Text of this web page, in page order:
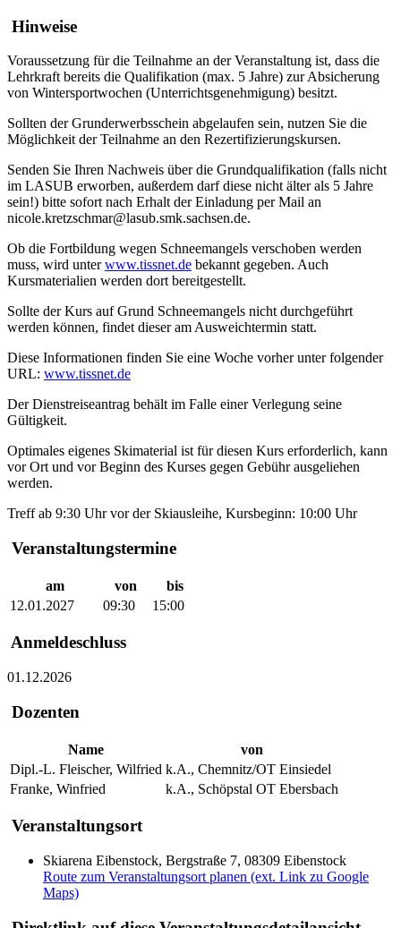
Hinweise
Voraussetzung für die Teilnahme an der Veranstaltung ist, dass die
Lehrkraft bereits die Qualifikation (max. 5 Jahre) zur Absicherung
von Wintersportwochen (Unterrichtsgenehmigung) besitzt.
Sollten der Grunderwerbsschein abgelaufen sein, nutzen Sie die
Möglichkeit der Teilnahme an den Rezertifizierungskursen.
Senden Sie Ihren Nachweis über die Grundqualifikation (falls nicht
im LASUB erworben, außerdem darf diese nicht älter als 5 Jahre
sein!) bitte sofort nach Erhalt der Einladung per Mail an
nicole.kretzschmar@lasub.smk.sachsen.de.
Ob die Fortbildung wegen Schneemangels verschoben werden
muss, wird unterwww.tissnet.de bekannt gegeben. Auch
Kursmaterialien werden dort bereitgestellt.
Sollte der Kurs auf Grund Schneemangels nicht durchgeführt
werden können, findet dieser am Ausweichtermin statt.
Diese Informationen finden Sie eine Woche vorher unter folgender
URL: www.tissnet.de
Der Dienstreiseantrag behält im Falle einer Verlegung seine
Gültigkeit.
Optimales eigenes Skimaterial ist für diesen Kurs erforderlich, kann
vor Ort und vor Beginn des Kurses gegen Gebühr ausgeliehen
werden.
Treff ab 9:30 Uhr vor der Skiausleihe, Kursbeginn: 10:00 Uhr
Veranstaltungstermine
am von
bis
12.01.2027
09:30 15:00
Anmeldeschluss
01.12.2026
Dozenten
Name
von
Dipl.-L. Fleischer, Wilfried k.A., Chemnitz/OT Einsiedel
Franke, Winfried
k.A., Schöpstal OT Ebersbach
Veranstaltungsort
Skiarena Eibenstock, Bergstraße 7, 08309 Eibenstock
Route zum Veranstaltungsort planen (ext. Link zu Google
Maps)